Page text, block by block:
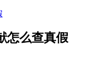
怎么查真假